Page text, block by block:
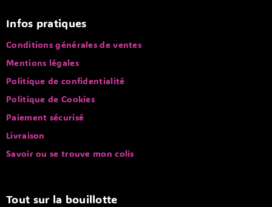
Infos pratiques
Conditions générales de ventes
Mentions légales
Politique de confidentialité
Politique de Cookies
Paiement sécurisé
Livraison
Savoir ou se trouve mon colis
Tout sur la bouillotte